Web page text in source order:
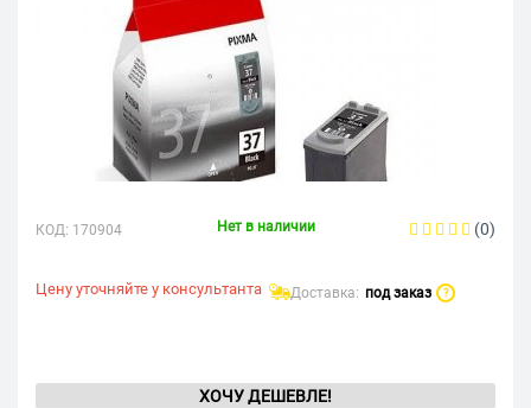
КОД: 170904 Нет в наличии (0)
Цену уточняйте у консультанта Доставка: под заказ ?
ХОЧУ ДЕШЕВЛЕ!